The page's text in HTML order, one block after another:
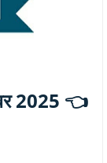
2025 👈